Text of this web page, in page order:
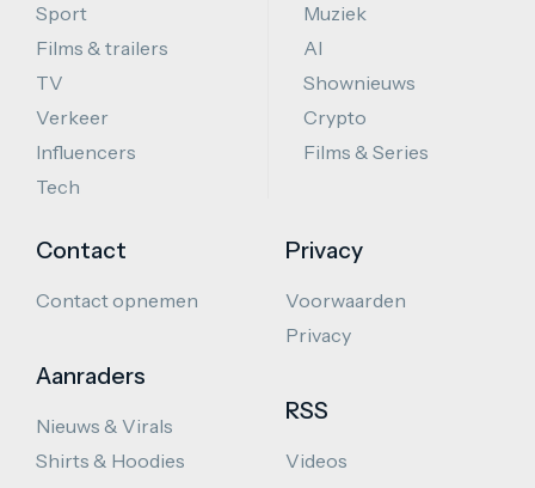
Sport
Films & trailers
TV
Verkeer
Influencers
Tech
Muziek
AI
Shownieuws
Crypto
Films & Series
Contact
Contact opnemen
Aanraders
Nieuws & Virals
Shirts & Hoodies
Privacy
Voorwaarden
Privacy
RSS
Videos